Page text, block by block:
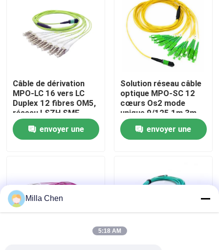
Au sujet de nous
Visite d'usine
Contrôle de qualité
Contactez-nous
Cas
Demandez une citation
Câble de dérivation
MPO-LC 16 vers LC
Duplex 12 fibres OM5,
réseau LSZH SMF
(9/125) 400G 800G
envoyer une
Solution réseau câble
optique MPO-SC 12
cœurs Os2 mode
unique 9/125 1m 3m
5m type A MPO câble
de patch de fibre de
rupture
envoyer une
Milla Chen
5:18 AM